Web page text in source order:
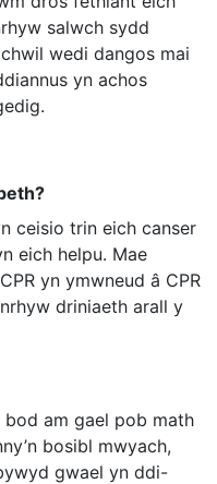
salwch sydd
wedi dangos mai
yn achos
ceisio trin eich canser
eich helpu. Mae
yn ymwneud â CPR
driniaeth arall y
am gael pob math
bosibl mwyach,
gwael yn ddi-